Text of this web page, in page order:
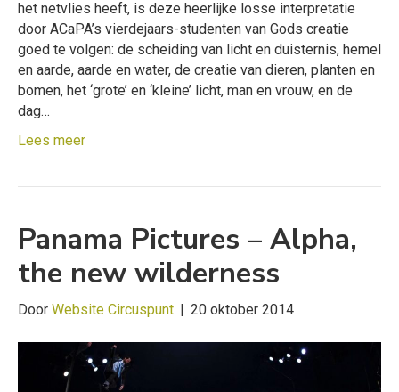
het netvlies heeft, is deze heerlijke losse interpretatie
door ACaPA’s vierdejaars-studenten van Gods creatie
goed te volgen: de scheiding van licht en duisternis, hemel
en aarde, aarde en water, de creatie van dieren, planten en
bomen, het ‘grote’ en ‘kleine’ licht, man en vrouw, en de
dag…
Lees meer
Panama Pictures – Alpha,
the new wilderness
Door Website Circuspunt | 20 oktober 2014